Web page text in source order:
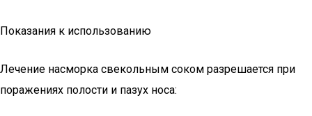
Показания к использованию
Лечение насморка свекольным соком разрешается при
поражениях полости и пазух носа: